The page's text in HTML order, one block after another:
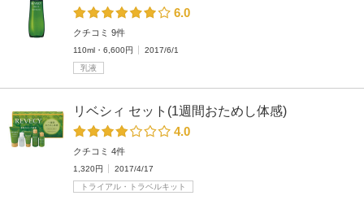
6.0
クチコミ 9件
110ml・6,600円
2017/6/1
乳液
リベシィ セット(1週間おためし体感)
4.0
クチコミ 4件
1,320円
2017/4/17
トライアル・トラベルキット